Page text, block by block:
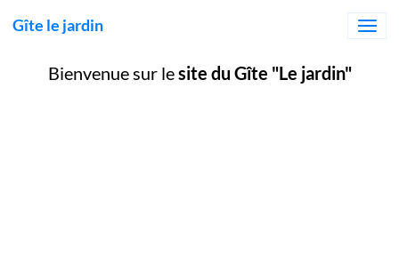
Gîte le jardin
Bienvenue sur lesite du Gîte "Le jardin"